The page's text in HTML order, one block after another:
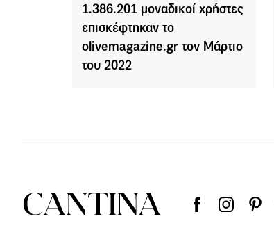
1.386.201 μοναδικοί χρήστες
επισκέφτηκαν το
olivemagazine.gr τον Μάρτιο
του 2022